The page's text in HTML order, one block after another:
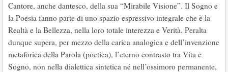
Cantore, anche dantesco, della sua “Mirabile Visione”. Il Sogno e
la Poesia fanno parte di uno spazio espressivo integrale che è la
Realtà e la Bellezza, nella loro totale interezza e Verità. Peralta
dunque supera, per mezzo della carica analogica e dell’invenzione
metaforica della Parola (poetica), l’eterno contrasto tra Vita e
Sogno, non nella dialettica sintetica né nell’ossimoro permanente,